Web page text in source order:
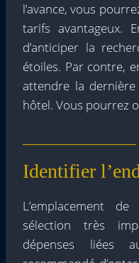
l’avance, vous
tarifs avantageux.
d’anticiper la
étoiles. Par contre,
attendre la
hôtel. Vous pourrez
Identifier
L’emplacement
sélection très
dépenses liées